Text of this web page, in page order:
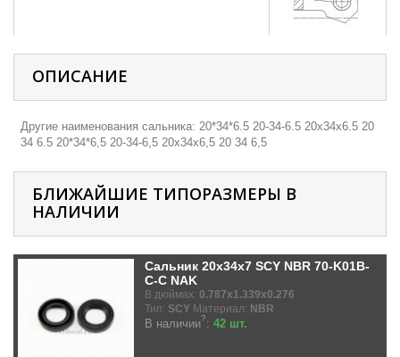
ОПИСАНИЕ
Другие наименования сальника: 20*34*6.5 20-34-6.5 20х34х6.5 20
34 6.5 20*34*6,5 20-34-6,5 20х34х6,5 20 34 6,5
БЛИЖАЙШИЕ ТИПОРАЗМЕРЫ В
НАЛИЧИИ
Сальник 20x34x7 SCY NBR 70-K01B-
C-C NAK
В дюймах: 0.787x1.339x0.276
Тип: SCY Материал: NBR
В наличии?: 42 шт.